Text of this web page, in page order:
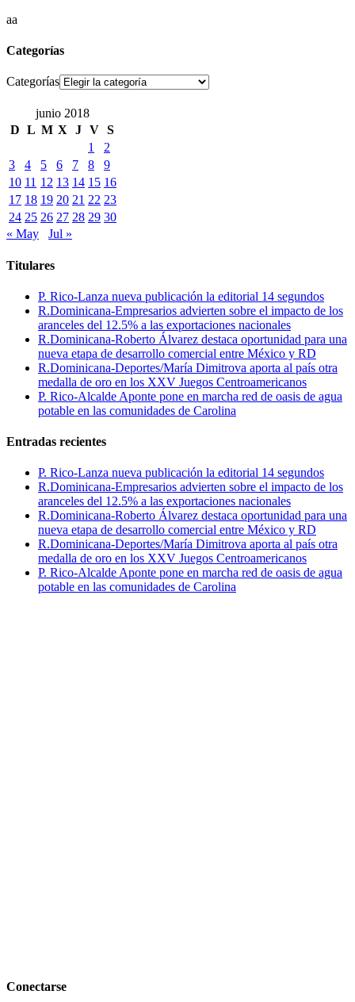
aa
Categorías
Categorías
junio 2018
D L M X J V S
1
2
3
4 5 6 7 8
9
10 11 12 13 14 15 16
17 18 19 20 21 22 23
24 25 26 27 28 29 30
« May
Jul »
Titulares
P. Rico-Lanza nueva publicación la editorial 14 segundos
R.Dominicana-Empresarios advierten sobre el impacto de los
aranceles del 12.5% a las exportaciones nacionales
R.Dominicana-Roberto Álvarez destaca oportunidad para una
nueva etapa de desarrollo comercial entre México y RD
R.Dominicana-Deportes/María Dimitrova aporta al país otra
medalla de oro en los XXV Juegos Centroamericanos
P. Rico-Alcalde Aponte pone en marcha red de oasis de agua
potable en las comunidades de Carolina
Entradas recientes
P. Rico-Lanza nueva publicación la editorial 14 segundos
R.Dominicana-Empresarios advierten sobre el impacto de los
aranceles del 12.5% a las exportaciones nacionales
R.Dominicana-Roberto Álvarez destaca oportunidad para una
nueva etapa de desarrollo comercial entre México y RD
R.Dominicana-Deportes/María Dimitrova aporta al país otra
medalla de oro en los XXV Juegos Centroamericanos
P. Rico-Alcalde Aponte pone en marcha red de oasis de agua
potable en las comunidades de Carolina
Conectarse